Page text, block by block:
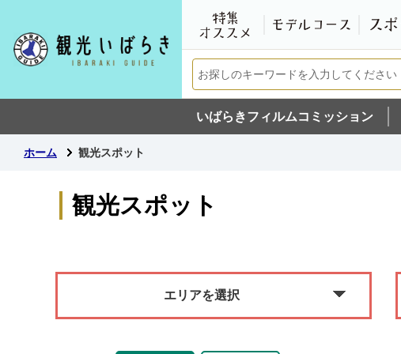
いばらきフィルムコミッション
ホーム 観光スポット
観光スポット
エリアを選択